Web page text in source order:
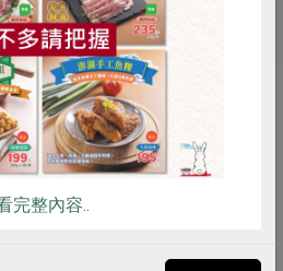
料 # 咖哩
興趣的產品
共同購買
完整內容..